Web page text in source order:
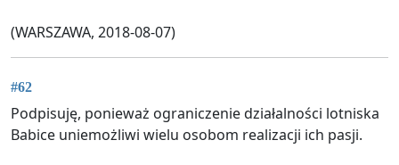
(WARSZAWA, 2018-08-07)
#62
Podpisuję, ponieważ ograniczenie działalności lotniska
Babice uniemożliwi wielu osobom realizacji ich pasji.